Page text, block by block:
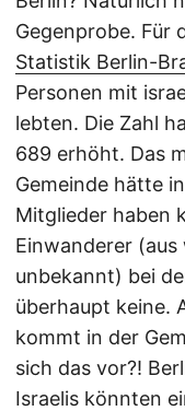
Gegenprobe. Für
Statistik Berlin-
Personen mit
lebten. Die Zahl
689 erhöht. Das
Gemeinde hätte
Mitglieder haben
Einwanderer
unbekannt) bei
überhaupt keine.
kommt in der
sich das vor?!
Israelis könnten